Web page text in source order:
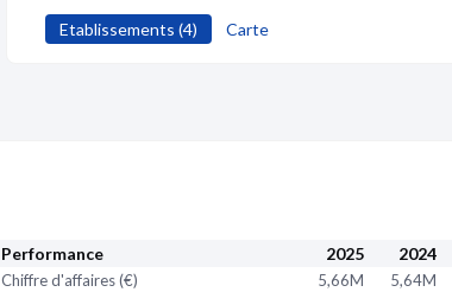
Date de création :01/10/2020
Activité distincte :Enseignement de la conduite (85.53Z)
Voir sur la carte
Date de création :
Etablissements (4) Carte
Performance 2025 2024
Chiffre d'affaires (€) 5,66M 5,64M